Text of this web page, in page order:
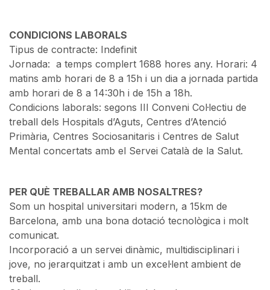
CONDICIONS LABORALS
Tipus de contracte: Indefinit
Jornada: a temps complert 1688 hores any. Horari: 4
matins amb horari de 8 a 15h i un dia a jornada partida
amb horari de 8 a 14:30h i de 15h a 18h.
Condicions laborals: segons III Conveni Col·lectiu de
treball dels Hospitals d’Aguts, Centres d’Atenció
Primària, Centres Sociosanitaris i Centres de Salut
Mental concertats amb el Servei Català de la Salut.
PER QUÈ TREBALLAR AMB NOSALTRES?
Som un hospital universitari modern, a 15km de
Barcelona, amb una bona dotació tecnològica i molt
comunicat.
Incorporació a un servei dinàmic, multidisciplinari i
jove, no jerarquitzat i amb un excel·lent ambient de
treball.